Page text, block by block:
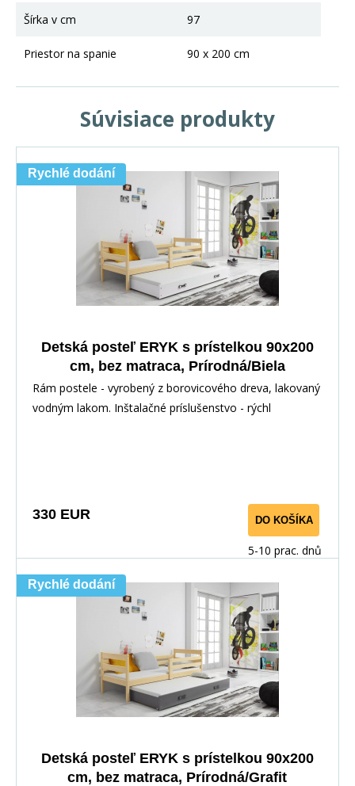
Šírka v cm 97
Priestor na spanie 90 x 200 cm
Súvisiace produkty
Rychlé dodání
Detská posteľ ERYK s prístelkou 90x200
cm, bez matraca, Prírodná/Biela
Rám postele - vyrobený z borovicového dreva, lakovaný
vodným lakom. Inštalačné príslušenstvo - rýchl
330 EUR DO KOŠÍKA
5-10 prac. dnů
Rychlé dodání
Detská posteľ ERYK s prístelkou 90x200
cm, bez matraca, Prírodná/Grafit